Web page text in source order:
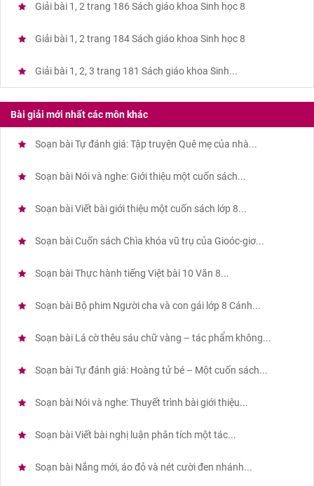
Giải bài 1, 2 trang 186 Sách giáo khoa Sinh học 8
Giải bài 1, 2 trang 184 Sách giáo khoa Sinh học 8
Giải bài 1, 2, 3 trang 181 Sách giáo khoa Sinh...
Bài giải mới nhất các môn khác
Soạn bài Tự đánh giá: Tập truyện Quê mẹ của nhà...
Soạn bài Nói và nghe: Giới thiệu một cuốn sách...
Soạn bài Viết bài giới thiệu một cuốn sách lớp 8...
Soạn bài Cuốn sách Chìa khóa vũ trụ của Gioóc-giơ...
Soạn bài Thực hành tiếng Việt bài 10 Văn 8...
Soạn bài Bộ phim Người cha và con gái lớp 8 Cánh...
Soạn bài Lá cờ thêu sáu chữ vàng – tác phẩm không...
Soạn bài Tự đánh giá: Hoàng tử bé – Một cuốn sách...
Soạn bài Nói và nghe: Thuyết trình bài giới thiệu...
Soạn bài Viết bài nghị luận phân tích một tác...
Soạn bài Nắng mới, áo đỏ và nét cười đen nhánh...